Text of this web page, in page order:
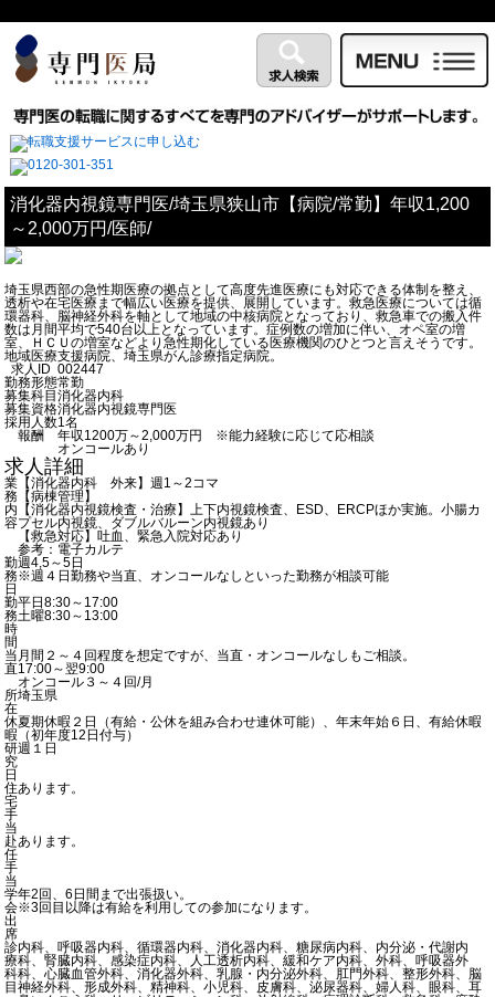
消化器内視鏡専門医/埼玉県狭山市【病院/常勤】年収1,200
～2,000万円/医師/
埼玉県西部の急性期医療の拠点として高度先進医療にも対応できる体制を整え、
透析や在宅医療まで幅広い医療を提供、展開しています。救急医療については循
環器科、脳神経外科を軸として地域の中核病院となっており、救急車での搬入件
数は月間平均で540台以上となっています。症例数の増加に伴い、オペ室の増
室、ＨＣＵの増室などより急性期化している医療機関のひとつと言えそうです。
地域医療支援病院、埼玉県がん診療指定病院。
求人ID 002447
勤務形態常勤
募集科目消化器内科
募集資格消化器内視鏡専門医
採用人数1名
報酬
年収1200万～2,000万円 ※能力経験に応じて応相談
オンコールあり
求人詳細
業
務
内
容
【消化器内科 外来】週1～2コマ
【病棟管理】
【消化器内視鏡検査・治療】上下内視鏡検査、ESD、ERCPほか実施。小腸カ
プセル内視鏡、ダブルバルーン内視鏡あり
【救急対応】吐血、緊急入院対応あり
参考：電子カルテ
勤
務
日
週4,5～5日
※週４日勤務や当直、オンコールなしといった勤務が相談可能
勤
務
時
間
平日8:30～17:00
土曜8:30～13:00
当
直
月間２～４回程度を想定ですが、当直・オンコールなしもご相談。
17:00～翌9:00
オンコール３～４回/月
所
在
埼玉県
休
暇
夏期休暇２日（有給・公休を組み合わせ連休可能）、年末年始６日、有給休暇
（初年度12日付与）
研
究
日
週１日
住
宅
手
当
あります。
赴
任
手
当
あります。
学
会
出
席
年2回、6日間まで出張扱い。
※3回目以降は有給を利用しての参加になります。
診
療
科
目
内科、呼吸器内科、循環器内科、消化器内科、糖尿病内科、内分泌・代謝内
科、腎臓内科、感染症内科、人工透析内科、緩和ケア内科、外科、呼吸器外
科、心臓血管外科、消化器外科、乳腺・内分泌外科、肛門外科、整形外科、脳
神経外科、形成外科、精神科、小児科、皮膚科、泌尿器科、婦人科、眼科、耳